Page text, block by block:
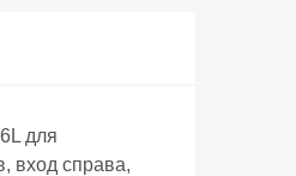
для
вход справа,